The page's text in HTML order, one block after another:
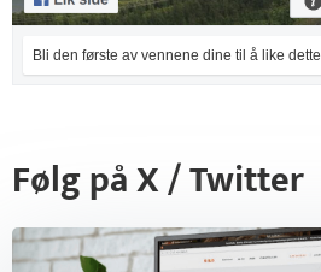
Bli den første av vennene dine til å like dette
Følg på X / Twitter